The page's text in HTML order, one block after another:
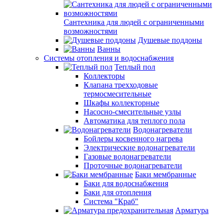
Сантехника для людей с ограниченными
возможностями
Душевые поддоны
Ванны
Системы отопления и водоснабжения
Теплый пол
Коллекторы
Клапана трехходовые
термосмесительные
Шкафы коллекторные
Насосно-смесительные узлы
Автоматика для теплого пола
Водонагреватели
Бойлеры косвенного нагрева
Электрические водонагреватели
Газовые водонагреватели
Проточные водонагреватели
Баки мембранные
Баки для водоснабжения
Баки для отопления
Система "Краб"
Арматура